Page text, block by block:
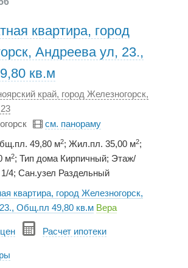
квартира, город
Андреева ул, 23.,
кв.м
край, город Железногорск,
см. панораму
49,80 м2; Жил.пл. 35,00 м2;
м2; Тип дома Кирпичный; Этаж/
4; Сан.узел Раздельный
квартира, город Железногорск,
Общ.пл 49,80 кв.м Вера
Расчет ипотеки